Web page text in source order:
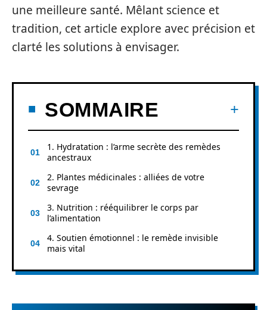
une meilleure santé. Mêlant science et
tradition, cet article explore avec précision et
clarté les solutions à envisager.
SOMMAIRE
1. Hydratation : l’arme secrète des remèdes
ancestraux
2. Plantes médicinales : alliées de votre
sevrage
3. Nutrition : rééquilibrer le corps par
l’alimentation
4. Soutien émotionnel : le remède invisible
mais vital